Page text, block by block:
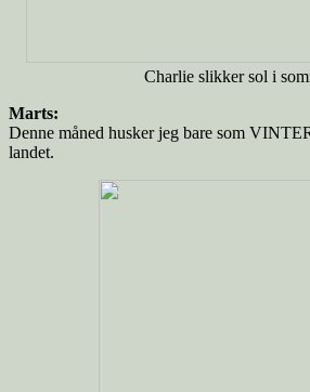
Charlie slikker sol i
Marts:
Denne måned husker jeg bare som
landet.